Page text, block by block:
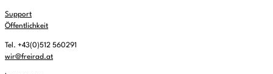
Support
Öffentlichkeit
Tel. +43(0)512 560291
wir@freirad.at